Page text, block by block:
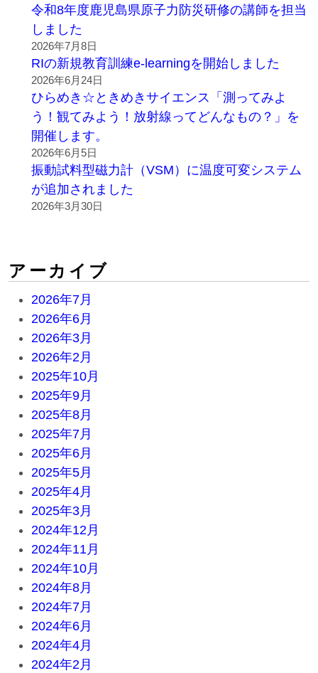
令和8年度鹿児島県原子力防災研修の講師を担当
しました
2026年7月8日
RIの新規教育訓練e-learningを開始しました
2026年6月24日
ひらめき☆ときめきサイエンス「測ってみよ
う！観てみよう！放射線ってどんなもの？」を
開催します。
2026年6月5日
振動試料型磁力計（VSM）に温度可変システム
が追加されました
2026年3月30日
アーカイブ
2026年7月
2026年6月
2026年3月
2026年2月
2025年10月
2025年9月
2025年8月
2025年7月
2025年6月
2025年5月
2025年4月
2025年3月
2024年12月
2024年11月
2024年10月
2024年8月
2024年7月
2024年6月
2024年4月
2024年2月